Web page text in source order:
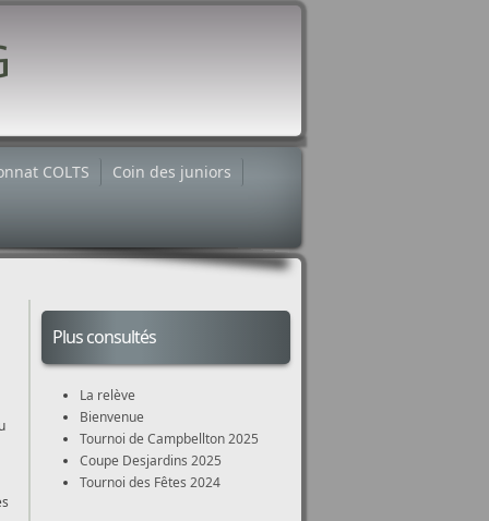
COLTS Coin des juniors
Plus consultés
La relève
Bienvenue
Tournoi de Campbellton 2025
Coupe Desjardins 2025
Tournoi des Fêtes 2024